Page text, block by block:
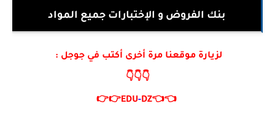
بنك الفروض و الإختبارات جميع المواد
لزيارة موقعنا مرة أخرى أكتب في جوجل :
👇👇👇
👈👈
EDU-DZ
👉👉